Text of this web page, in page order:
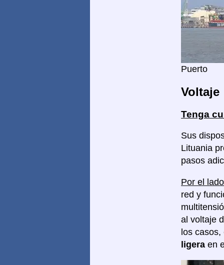
Puerto
Voltaje
Tenga
Sus
Lituania
pasos
Por el
red y
al voltaje
los
ligera en